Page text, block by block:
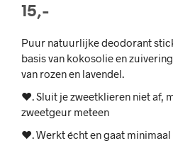
15,-
Puur natuurlijke deodorant
basis van kokosolie en
van rozen en lavendel.
♥. Sluit je zweetklieren niet af,
zweetgeur meteen
♥. Werkt écht en gaat minimaal